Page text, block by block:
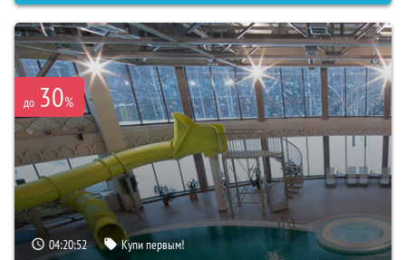
до 30%
04:20:51 Купи первым!